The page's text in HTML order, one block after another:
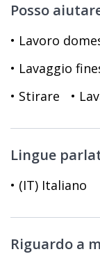
Posso
• Lavoro
• Lavaggio
• Stirare
•
Lingue
• (IT) Italiano
Riguardo a